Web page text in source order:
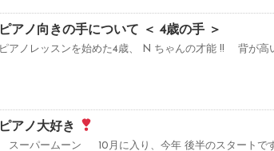
ピアノ向きの手について ＜ 4歳の手 ＞
ピアノレッスンを始めた4歳、 N ちゃんの才能 !! 背が高
ピアノ大好き
スーパームーン 10月に入り、今年 後半のスタートで